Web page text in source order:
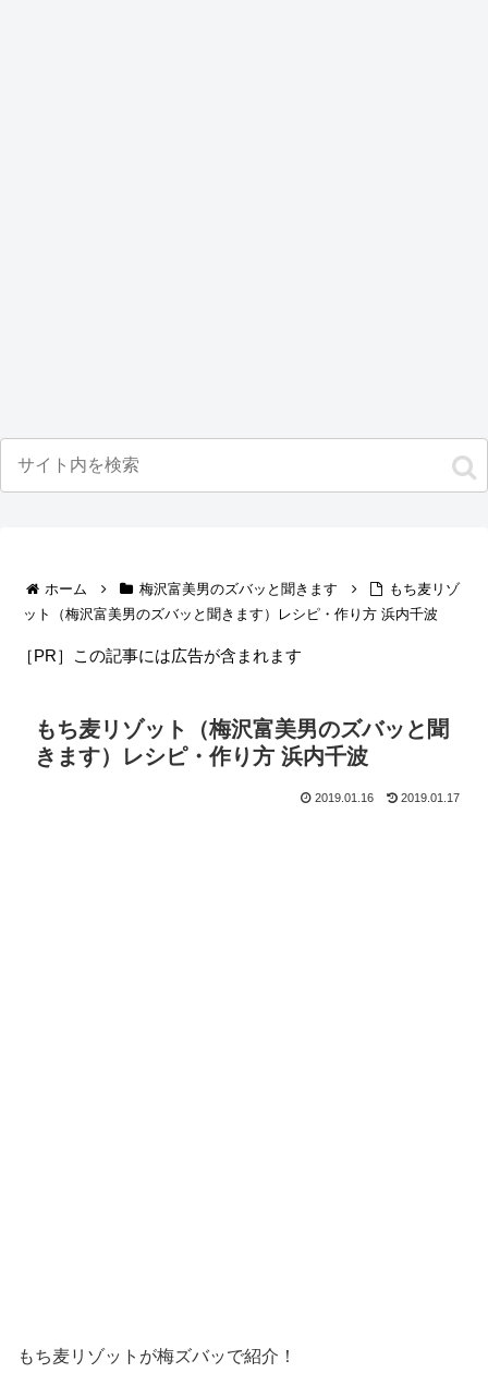
ホーム 梅沢富美男のズバッと聞きます
もち麦リゾ
ット（梅沢富美男のズバッと聞きます）レシピ・作り方 浜内千波
［PR］この記事には広告が含まれます
もち麦リゾット（梅沢富美男のズバッと聞
きます）レシピ・作り方 浜内千波
2019.01.16 2019.01.17
もち麦リゾットが梅ズバッで紹介！